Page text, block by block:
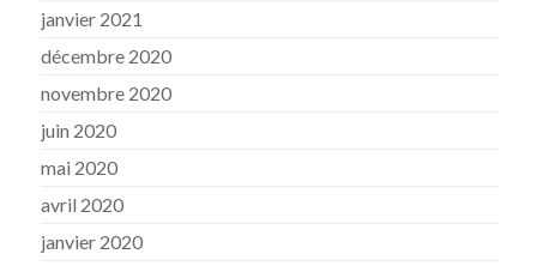
janvier 2021
décembre 2020
novembre 2020
juin 2020
mai 2020
avril 2020
janvier 2020